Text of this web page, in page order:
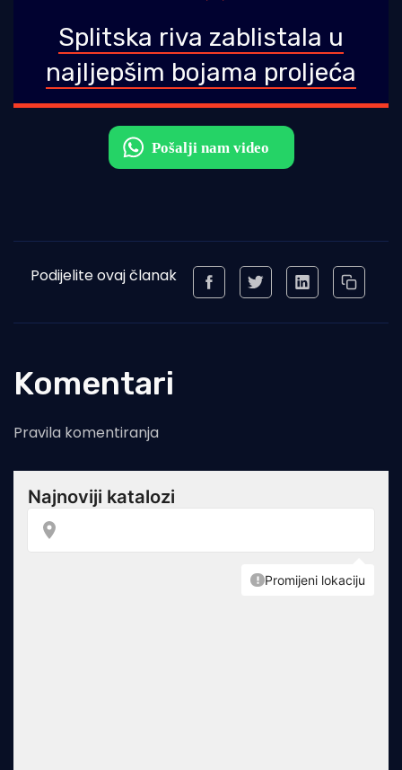
Splitska riva zablistala u
najljepšim bojama proljeća
Podijelite ovaj članak
Komentari
Pravila komentiranja